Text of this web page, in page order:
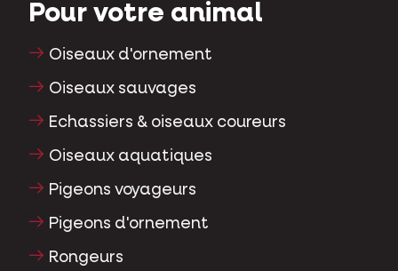
Pour votre animal
Oiseaux d'ornement
Oiseaux sauvages
Echassiers & oiseaux coureurs
Oiseaux aquatiques
Pigeons voyageurs
Pigeons d'ornement
Rongeurs